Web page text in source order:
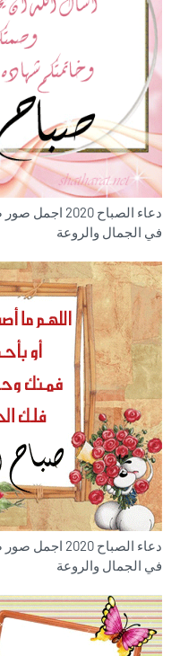
دعاء الصباح
في الجمال والروعة
دعاء الصباح
في الجمال والروعة